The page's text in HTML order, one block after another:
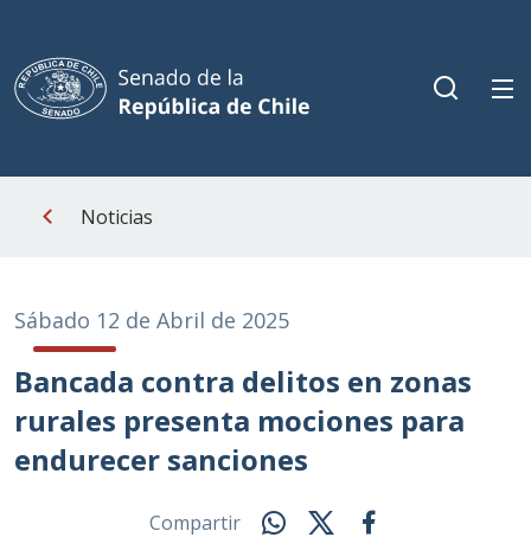
Noticias
Sábado 12 de Abril de 2025
Bancada contra delitos en zonas
rurales presenta mociones para
endurecer sanciones
Compartir